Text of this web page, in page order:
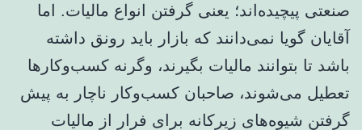
صنعتی پیچیده‌اند؛ یعنی گرفتن انواع مالیات. اما
آقایان گویا نمی‌دانند که بازار باید رونق داشته
باشد تا بتوانند مالیات بگیرند، وگرنه کسب‌وکارها
تعطیل می‌شوند، صاحبان کسب‌وکار ناچار به پیش
گرفتن شیوه‌های زیرکانه برای فرار از مالیات